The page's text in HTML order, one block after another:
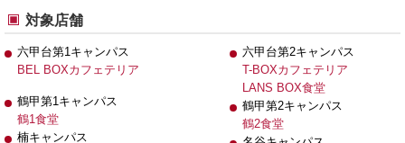
対象店舗
六甲台第1キャンパス
BEL BOXカフェテリア
六甲台第2キャンパス
T-BOXカフェテリア
LANS BOX食堂
鶴甲第1キャンパス
鶴1食堂
鶴甲第2キャンパス
鶴2食堂
楠キャンパス